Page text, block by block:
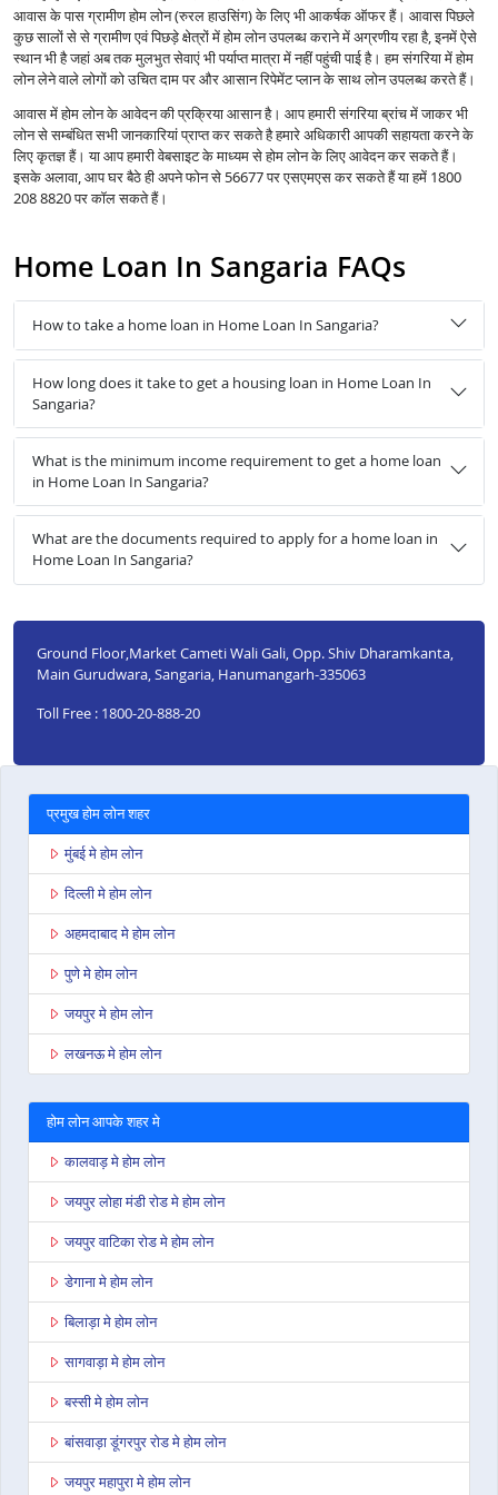
आवास के पास ग्रामीण होम लोन (रुरल हाउसिंग) के लिए भी आकर्षक ऑफर हैं। आवास पिछले
कुछ सालों से से ग्रामीण एवं पिछड़े क्षेत्रों में होम लोन उपलब्ध कराने में अग्रणीय रहा है, इनमें ऐसे
स्थान भी है जहां अब तक मुलभुत सेवाएं भी पर्याप्त मात्रा में नहीं पहुंची पाई है। हम संगरिया में होम
लोन लेने वाले लोगों को उचित दाम पर और आसान रिपेमेंट प्लान के साथ लोन उपलब्ध करते हैं।
आवास में होम लोन के आवेदन की प्रक्रिया आसान है। आप हमारी संगरिया ब्रांच में जाकर भी
लोन से सम्बंधित सभी जानकारियां प्राप्त कर सकते है हमारे अधिकारी आपकी सहायता करने के
लिए कृतज्ञ हैं। या आप हमारी वेबसाइट के माध्यम से होम लोन के लिए आवेदन कर सकते हैं।
इसके अलावा, आप घर बैठे ही अपने फोन से 56677 पर एसएमएस कर सकते हैं या हमें 1800
208 8820 पर कॉल सकते हैं।
Home Loan In Sangaria FAQs
How to take a home loan in Home Loan In Sangaria?
How long does it take to get a housing loan in Home Loan In
Sangaria?
What is the minimum income requirement to get a home loan
in Home Loan In Sangaria?
What are the documents required to apply for a home loan in
Home Loan In Sangaria?
Ground Floor,Market Cameti Wali Gali, Opp. Shiv Dharamkanta,
Main Gurudwara, Sangaria, Hanumangarh-335063
Toll Free : 1800-20-888-20
प्रमुख होम लोन शहर
मुंबई मे होम लोन
दिल्ली मे होम लोन
अहमदाबाद मे होम लोन
पुणे मे होम लोन
जयपुर मे होम लोन
लखनऊ मे होम लोन
होम लोन आपके शहर मे
कालवाड़ मे होम लोन
जयपुर लोहा मंडी रोड मे होम लोन
जयपुर वाटिका रोड मे होम लोन
डेगाना मे होम लोन
बिलाड़ा मे होम लोन
सागवाड़ा मे होम लोन
बस्सी मे होम लोन
बांसवाड़ा डूंगरपुर रोड मे होम लोन
जयपुर महापुरा मे होम लोन